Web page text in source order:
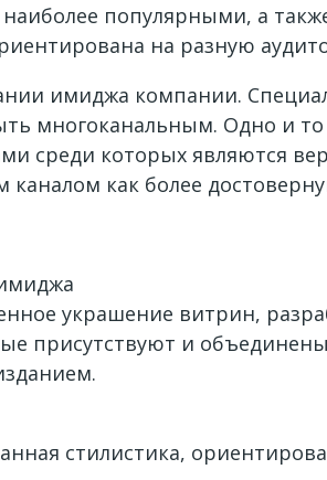
популярными, а
на разную
имиджа компании.
многоканальным. Одно и
среди которых являются
как более
украшение витрин,
присутствуют и
стилистика,